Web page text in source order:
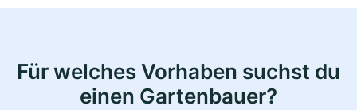
Für welches Vorhaben suchst du
einen Gartenbauer?